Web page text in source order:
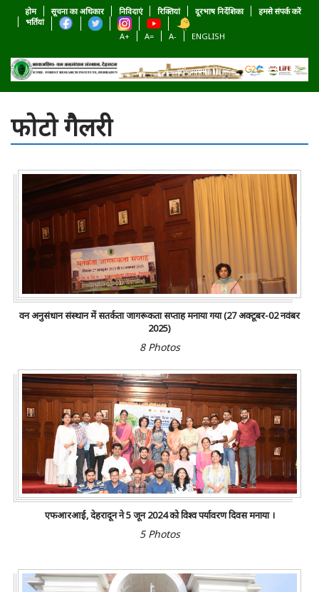
होम सूचना का अधिकार निविदाएं रिक्तियां दूरभाष निर्देशिका
हमसे संपर्क करें
भर्तियां
A+
A= A- ENGLISH
फोटो गैलरी
वन अनुसंधान संस्थान में सतर्कता जागरूकता सप्ताह मनाया गया (27 अक्टूबर-02 नवंबर
2025)
8 Photos
एफआरआई, देहरादून ने 5 जून 2024 को विश्व पर्यावरण दिवस मनाया ।
5 Photos